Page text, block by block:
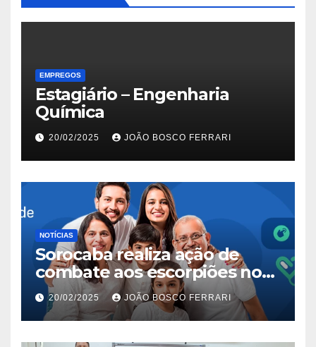
EMPREGOS
Estagiário – Engenharia
Química
20/02/2025 JOÃO BOSCO FERRARI
NOTÍCIAS
Sorocaba realiza ação de
combate aos escorpiões no
Jardim São Carlos
20/02/2025 JOÃO BOSCO FERRARI